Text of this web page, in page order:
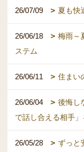
26/07/09 夏も快
26/06/18
梅雨～
ステム
26/06/11 住まい
26/06/04
後悔し
で話し合える相手」
26/05/28
ずっと